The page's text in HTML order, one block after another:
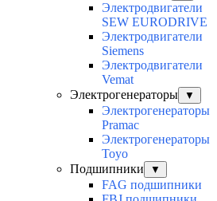
Электродвигатели
SEW EURODRIVE
Электродвигатели
Siemens
Электродвигатели
Vemat
Электрогенераторы
▼
Электрогенераторы
Pramac
Электрогенераторы
Toyo
Подшипники
▼
FAG подшипники